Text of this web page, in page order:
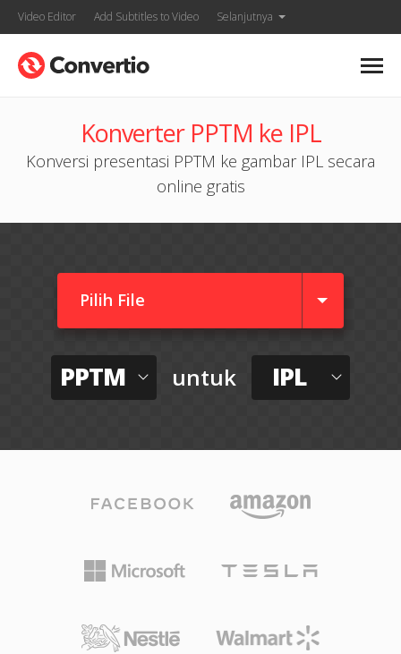
Video Editor Add Subtitles to Video Selanjutnya
Konverter PPTM ke IPL
Konversi presentasi PPTM ke gambar IPL secara
online gratis
Pilih File
PPTM untuk IPL